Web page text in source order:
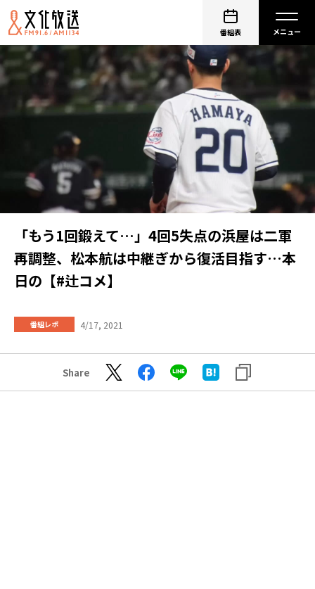
番組表
「もう1回鍛えて…」4回5失点の浜屋は二軍
再調整、松本航は中継ぎから復活目指す…本
日の【#辻コメ】
番組レポ 4/17, 2021
Share